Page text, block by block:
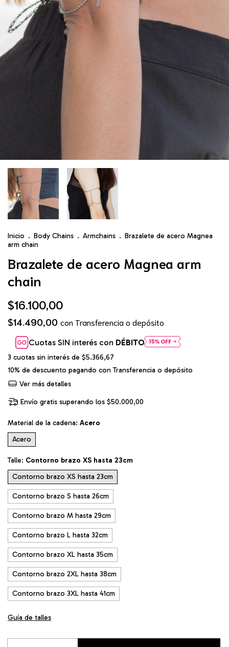
Inicio . Body Chains . Armchains . Brazalete de acero Magnea
arm chain
Brazalete de acero Magnea arm
chain
$16.100,00
$14.490,00 con Transferencia o depósito
Cuotas SIN interés con DÉBITO
3 cuotas sin interés de $5.366,67
10% de descuento pagando con Transferencia o depósito
Ver más detalles
Envío gratis superando los$50.000,00
Material de la cadena: Acero
Acero
Talle: Contorno brazo XS hasta 23cm
Contorno brazo XS hasta 23cm
Contorno brazo S hasta 26cm
Contorno brazo M hasta 29cm
Contorno brazo L hasta 32cm
Contorno brazo XL hasta 35cm
Contorno brazo 2XL hasta 38cm
Contorno brazo 3XL hasta 41cm
Guía de talles